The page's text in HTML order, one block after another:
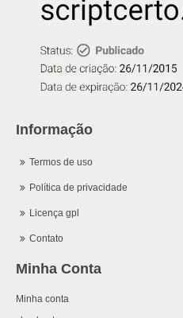
Informação
Termos de uso
Política de privacidade
Licença gpl
Contato
Minha Conta
Minha conta